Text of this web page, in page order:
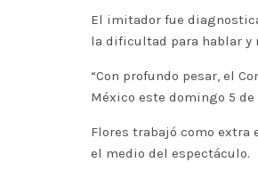
El imitador fue
la dificultad para hablar y
“Con profundo pesar, el
México este domingo 5 de
Flores trabajó como extra
el medio del espectáculo.